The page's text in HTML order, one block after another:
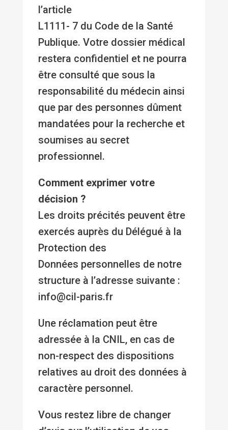
l’article
L1111- 7 du Code de la Santé
Publique. Votre dossier médical
restera confidentiel et ne pourra
être consulté que sous la
responsabilité du médecin ainsi
que par des personnes dûment
mandatées pour la recherche et
soumises au secret
professionnel.
Comment exprimer votre
décision ?
Les droits précités peuvent être
exercés auprès du Délégué à la
Protection des
Données personnelles de notre
structure à l’adresse suivante :
info@cil-paris.fr
Une réclamation peut être
adressée à la CNIL, en cas de
non-respect des dispositions
relatives au droit des données à
caractère personnel.
Vous restez libre de changer